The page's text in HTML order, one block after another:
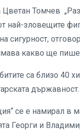
Цветан Томчев
най-зловещите
какво ще
са близо 40
държавност.
се е намирал в
Георги и